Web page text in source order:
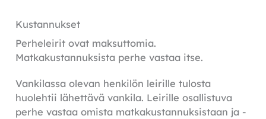
Kustannukset
Perheleirit ovat maksuttomia.
Matkakustannuksista perhe vastaa itse.
Vankilassa olevan henkilön leirille tulosta
huolehtii lähettävä vankila. Leirille osallistuva
perhe vastaa omista matkakustannuksistaan ja -